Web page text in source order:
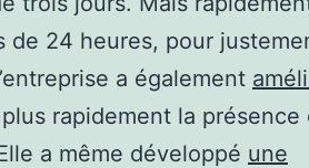
de 24 heures, pour
a également
rapidement la présence
a même développé une